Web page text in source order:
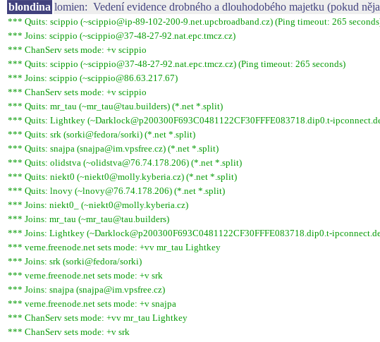
blondina lomien: Vedení evidence drobného a dlouhodobého majetku (pokud
*** Quits: scippio (~scippio@ip-89-102-200-9.net.upcbroadband.cz) (Ping timeout: 265
*** Joins: scippio (~scippio@37-48-27-92.nat.epc.tmcz.cz)
*** ChanServ sets mode: +v scippio
*** Quits: scippio (~scippio@37-48-27-92.nat.epc.tmcz.cz) (Ping timeout: 265 seconds)
*** Joins: scippio (~scippio@86.63.217.67)
*** ChanServ sets mode: +v scippio
*** Quits: mr_tau (~mr_tau@tau.builders) (*.net *.split)
*** Quits: Lightkey (~Darklock@p200300F693C0481122CF30FFFE083718.dip0.t-
*** Quits: srk (sorki@fedora/sorki) (*.net *.split)
*** Quits: snajpa (snajpa@im.vpsfree.cz) (*.net *.split)
*** Quits: olidstva (~olidstva@76.74.178.206) (*.net *.split)
*** Quits: niekt0 (~niekt0@molly.kyberia.cz) (*.net *.split)
*** Quits: lnovy (~lnovy@76.74.178.206) (*.net *.split)
*** Joins: niekt0_ (~niekt0@molly.kyberia.cz)
*** Joins: mr_tau (~mr_tau@tau.builders)
*** Joins: Lightkey (~Darklock@p200300F693C0481122CF30FFFE083718.dip0.t-
*** verne.freenode.net sets mode: +vv mr_tau Lightkey
*** Joins: srk (sorki@fedora/sorki)
*** verne.freenode.net sets mode: +v srk
*** Joins: snajpa (snajpa@im.vpsfree.cz)
*** verne.freenode.net sets mode: +v snajpa
*** ChanServ sets mode: +vv mr_tau Lightkey
*** ChanServ sets mode: +v srk